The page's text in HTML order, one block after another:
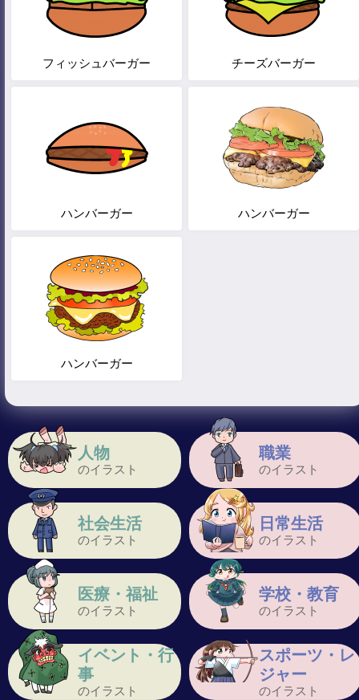
人物
のイラスト
職業
のイラスト
社会生活
のイラスト
日常生活
のイラスト
医療・福祉
のイラスト
学校・教育
のイラスト
イベント・行
事
のイラスト
スポーツ・レ
ジャー
のイラスト
フィッシュバーガー チーズバーガー
ハンバーガー ハンバーガー
ハンバーガー